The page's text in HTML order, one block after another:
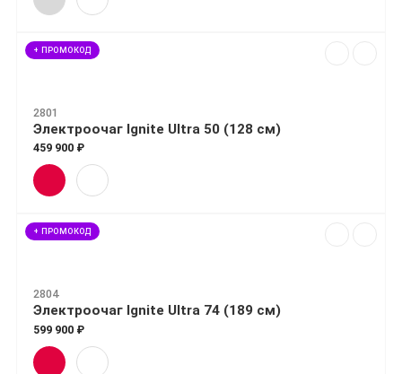
+ ПРОМОКОД
2801
Электроочаг Ignite Ultra 50 (128 см)
459 900 ₽
+ ПРОМОКОД
2804
Электроочаг Ignite Ultra 74 (189 см)
599 900 ₽